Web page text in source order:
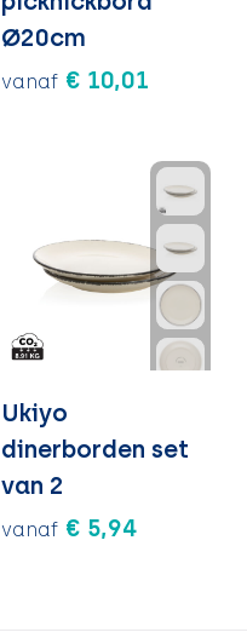
Ø20cm
vanaf € 10,01
Ukiyo
dinerborden set
van 2
vanaf € 5,94